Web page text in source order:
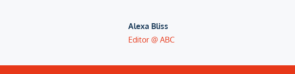
Alexa Bliss
Editor @ ABC